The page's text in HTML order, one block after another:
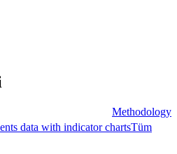
Methodology
data with indicator chartsTüm